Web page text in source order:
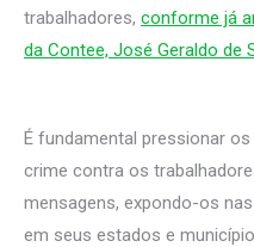
trabalhadores, conforme já
da Contee, José Geraldo de
É fundamental pressionar
crime contra os
mensagens, expondo-os
em seus estados e